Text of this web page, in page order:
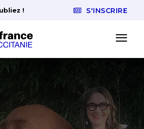
! S'INSCRIRE